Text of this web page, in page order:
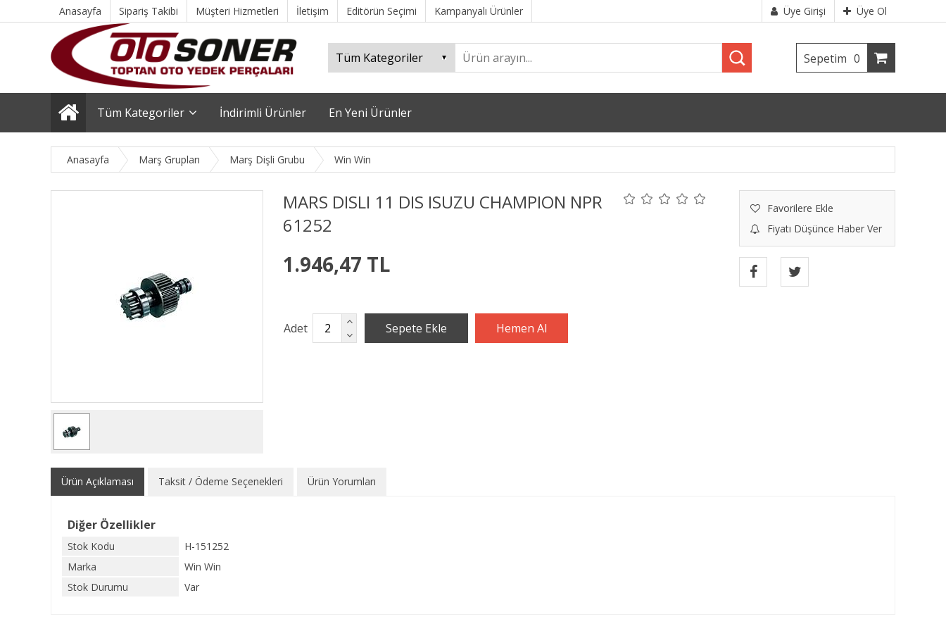
Anasayfa Sipariş Takibi Müşteri Hizmetleri İletişim Editörün Seçimi Kampanyalı Ürünler Üye Girişi Üye Ol
Sepetim 0
Tüm Kategoriler İndirimli Ürünler En Yeni Ürünler
Anasayfa Marş Grupları Marş Dişli Grubu Win Win
MARS DISLI 11 DIS ISUZU CHAMPION NPR
61252
Favorilere Ekle
Fiyatı Düşünce Haber Ver
1.946,47 TL
Adet
Ürün Açıklaması Taksit / Ödeme Seçenekleri Ürün Yorumları
Diğer Özellikler
Stok Kodu
H-151252
Marka
Win Win
Stok Durumu
Var